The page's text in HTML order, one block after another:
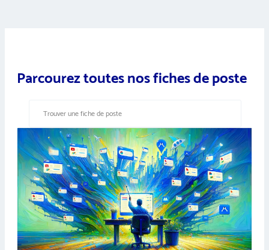
Parcourez toutes nos fiches de poste